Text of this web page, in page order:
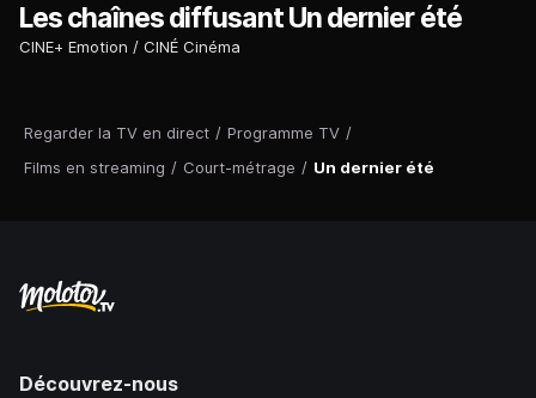
Regarder la TV en direct / Programme TV /
Films en streaming / Court-métrage / Un dernier été
Les chaînes diffusant Un dernier été
CINE+ Emotion CINÉ Cinéma
Découvrez-nous